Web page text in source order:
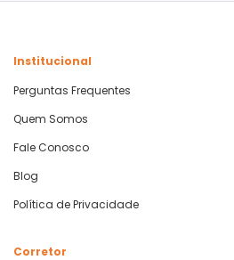
Institucional
Perguntas Frequentes
Quem Somos
Fale Conosco
Blog
Política de Privacidade
Corretor